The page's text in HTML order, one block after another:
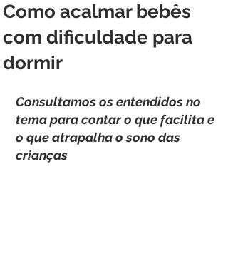
Como acalmar bebês
com dificuldade para
dormir
Consultamos os entendidos no
tema para contar o que facilita e
o que atrapalha o sono das
crianças